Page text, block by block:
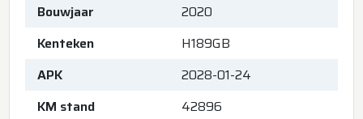
Bouwjaar
2020
Kenteken
H189GB
APK
2028-01-24
KM stand
42896